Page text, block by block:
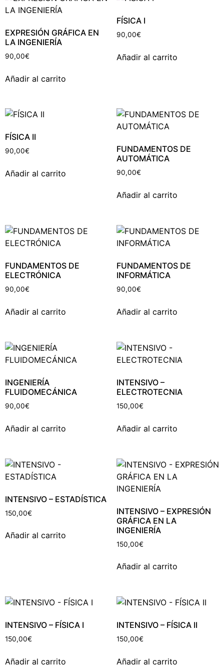
EXPRESIÓN GRÁFICA EN
LA INGENIERÍA
90,00€
Añadir al carrito
FÍSICA I
90,00€
Añadir al carrito
FÍSICA II
90,00€
Añadir al carrito
FUNDAMENTOS DE
AUTOMÁTICA
90,00€
Añadir al carrito
FUNDAMENTOS DE
ELECTRÓNICA
90,00€
Añadir al carrito
FUNDAMENTOS DE
INFORMÁTICA
90,00€
Añadir al carrito
INGENIERÍA
FLUIDOMECÁNICA
90,00€
Añadir al carrito
INTENSIVO –
ELECTROTECNIA
150,00€
Añadir al carrito
INTENSIVO – ESTADÍSTICA
150,00€
Añadir al carrito
INTENSIVO – EXPRESIÓN
GRÁFICA EN LA
INGENIERÍA
150,00€
Añadir al carrito
INTENSIVO – FÍSICA I
150,00€
Añadir al carrito
INTENSIVO – FÍSICA II
150,00€
Añadir al carrito